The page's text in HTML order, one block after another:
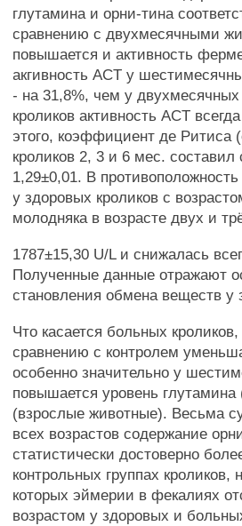
глутамина и орни-тина
сравнению с двухмесячными
повышается и активность
акгивность ACT у
- на 31,8%, чем у
кроликов активность ACT
этого, коэффициент де
кроликов 2, 3 и 6 мес. составил
1,29±0,01. В противоположность
у здоровых кроликов с
молодняка в возрасте двух и
1787±15,30 U/L и снижалась
Полученные данные отражают
становления обмена веществ у
Что касается больных
сравнению с контролем
особенно значительно у
повышается уровень
(взрослые животные). Весьма
всех возрастов содержание
статистически достоверно
контрольных группах
которых эймерии в фекалиях
возрастом у здоровых и